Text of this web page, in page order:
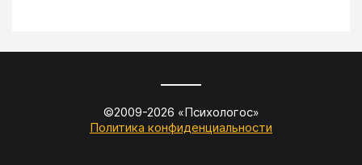
©2009-2026 «Психологос»
Политика конфиденциальности